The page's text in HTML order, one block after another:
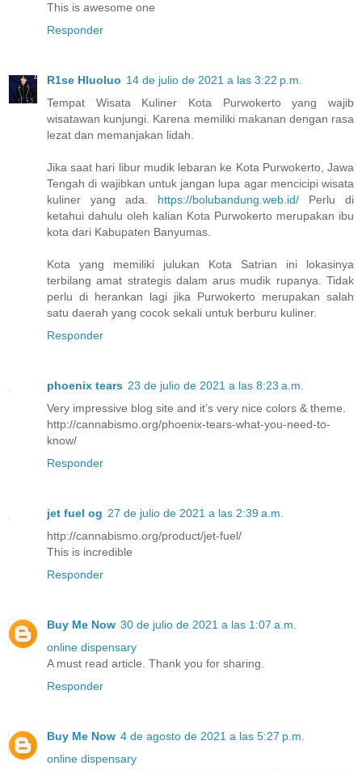
This is awesome one
Responder
R1se Hluoluo 14 de julio de 2021 a las 3:22 p.m.
Tempat Wisata Kuliner Kota Purwokerto yang wajib
wisatawan kunjungi. Karena memiliki makanan dengan rasa
lezat dan memanjakan lidah.
Jika saat hari libur mudik lebaran ke Kota Purwokerto, Jawa
Tengah di wajibkan untuk jangan lupa agar mencicipi wisata
kuliner yang ada. https://bolubandung.web.id/ Perlu di
ketahui dahulu oleh kalian Kota Purwokerto merupakan ibu
kota dari Kabupaten Banyumas.
Kota yang memiliki julukan Kota Satrian ini lokasinya
terbilang amat strategis dalam arus mudik rupanya. Tidak
perlu di herankan lagi jika Purwokerto merupakan salah
satu daerah yang cocok sekali untuk berburu kuliner.
Responder
phoenix tears 23 de julio de 2021 a las 8:23 a.m.
Very impressive blog site and it’s very nice colors & theme.
http://cannabismo.org/phoenix-tears-what-you-need-to-
know/
Responder
jet fuel og 27 de julio de 2021 a las 2:39 a.m.
http://cannabismo.org/product/jet-fuel/
This is incredible
Responder
Buy Me Now 30 de julio de 2021 a las 1:07 a.m.
online dispensary
A must read article. Thank you for sharing.
Responder
Buy Me Now 4 de agosto de 2021 a las 5:27 p.m.
online dispensary